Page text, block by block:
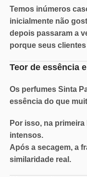
Temos inúmeros
inicialmente não
depois passaram a
porque seus
Teor de essência
Os perfumes Sinta
essência do que
Por isso, na
intensos.
Após a secagem, a
similaridade real.